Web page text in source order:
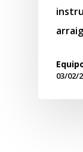
03/02/